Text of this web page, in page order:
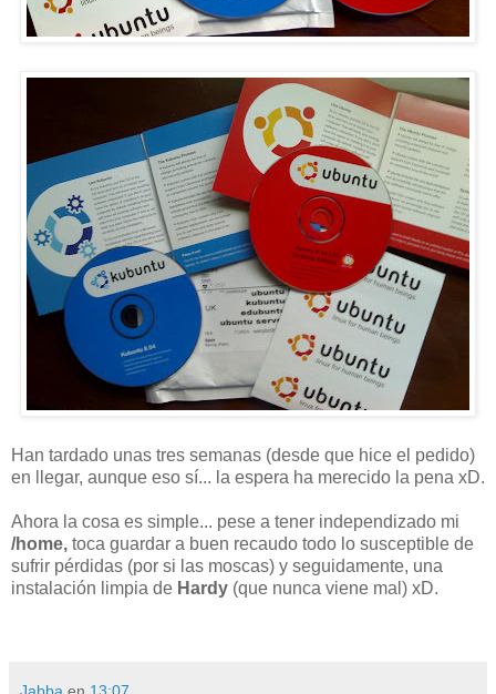
Han tardado unas tres semanas (desde que hice el pedido)
en llegar, aunque eso sí... la espera ha merecido la pena xD.
Ahora la cosa es simple... pese a tener independizado mi
/home, toca guardar a buen recaudo todo lo susceptible de
sufrir pérdidas (por si las moscas) y seguidamente, una
instalación limpia de Hardy (que nunca viene mal) xD.
Jabba en 13:07